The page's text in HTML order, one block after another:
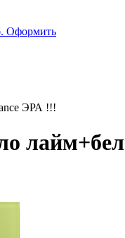
Оформить
ЭРА !!!